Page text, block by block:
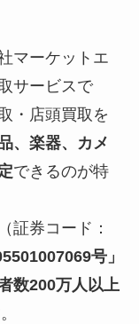
マーケットエ
サービスで
・店頭買取を
、楽器、カメ
できるのが特
証券コード：
号」
数200万人以上